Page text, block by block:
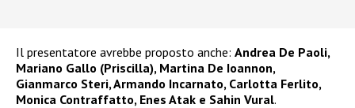
Il presentatore avrebbe proposto anche: Andrea De Paoli,
Mariano Gallo (Priscilla), Martina De Ioannon,
Gianmarco Steri, Armando Incarnato, Carlotta Ferlito,
Monica Contraffatto, Enes Atak e Sahin Vural.